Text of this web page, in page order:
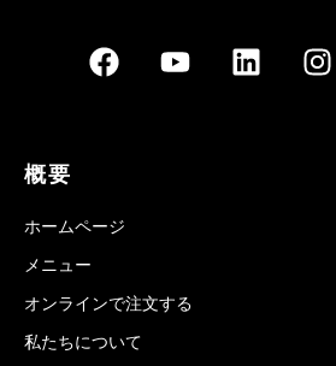
概要
ホームページ
メニュー
オンラインで注文する
私たちについて